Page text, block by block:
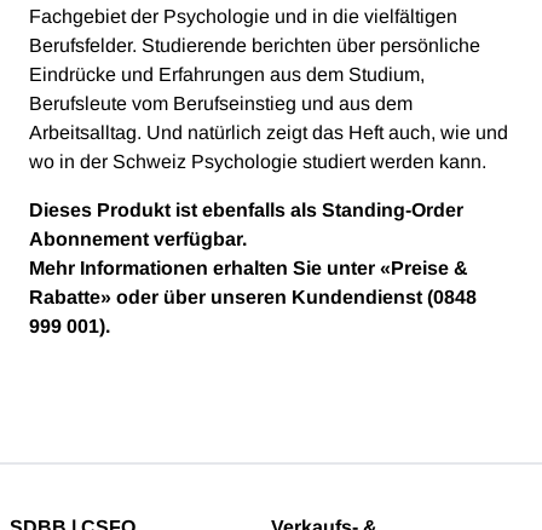
Fachgebiet der Psychologie und in die vielfältigen
Berufsfelder. Studierende berichten über persönliche
Eindrücke und Erfahrungen aus dem Studium,
Berufsleute vom Berufseinstieg und aus dem
Arbeitsalltag. Und natürlich zeigt das Heft auch, wie und
wo in der Schweiz Psychologie studiert werden kann.
Dieses Produkt ist ebenfalls als Standing-Order
Abonnement verfügbar.
Mehr Informationen erhalten Sie unter «Preise &
Rabatte» oder über unseren Kundendienst (0848
999 001).